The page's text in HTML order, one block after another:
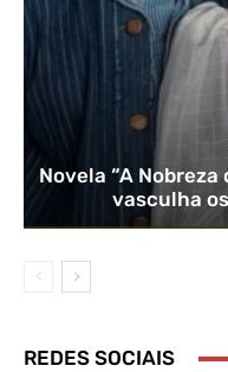
Novela “A Nobreza
vasculha
REDES SOCIAIS